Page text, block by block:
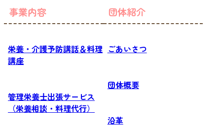
事業内容
栄養・介護予防講話＆料理
講座
管理栄養士出張サービス
（栄養相談・料理代行）
団体紹介
ごあいさつ
団体概要
沿革